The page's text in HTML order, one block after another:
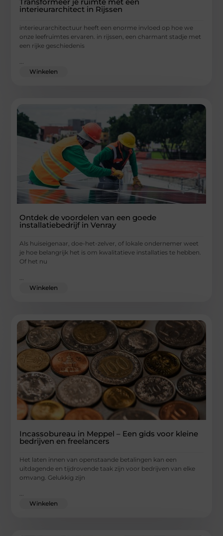
interieurarchitect in Rijssen
interieurarchitectuur heeft een enorme invloed op hoe we
onze leefruimtes ervaren. in rijssen, een charmant stadje met
een rijke geschiedenis
...
Winkelen
Ontdek de voordelen van een goede
installatiebedrijf in Venray
Als huiseigenaar, doe-het-zelver, of lokale ondernemer weet
je hoe belangrijk het is om kwalitatieve installaties te hebben.
Of het nu
Winkelen
Incassobureau in Meppel – Een gids voor kleine
bedrijven en freelancers
Het laten innen van openstaande betalingen kan een
uitdagende en tijdrovende taak zijn voor bedrijven van elke
omvang. Gelukkig zijn
...
Winkelen